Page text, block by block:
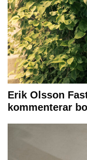
Erik Olsson
kommenterar